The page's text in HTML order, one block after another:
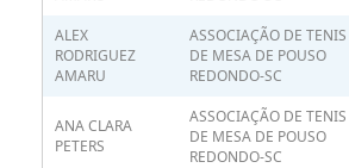
ALEX
RODRIGUEZ
AMARU
ASSOCIAÇÃO DE TENIS
DE MESA DE POUSO
REDONDO-SC
ANA CLARA
PETERS
ASSOCIAÇÃO DE TENIS
DE MESA DE POUSO
REDONDO-SC